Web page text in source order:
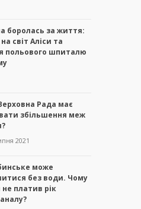
боролась за життя:
світ Аліси та
польового шпиталю
Рада має
збільшення меж
2021
може
без води. Чому
платив рік